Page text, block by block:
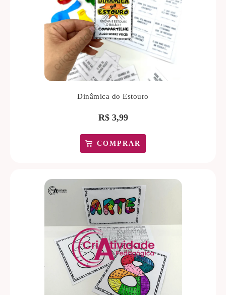
Dinâmica do Estouro
R$3,99
COMPRAR